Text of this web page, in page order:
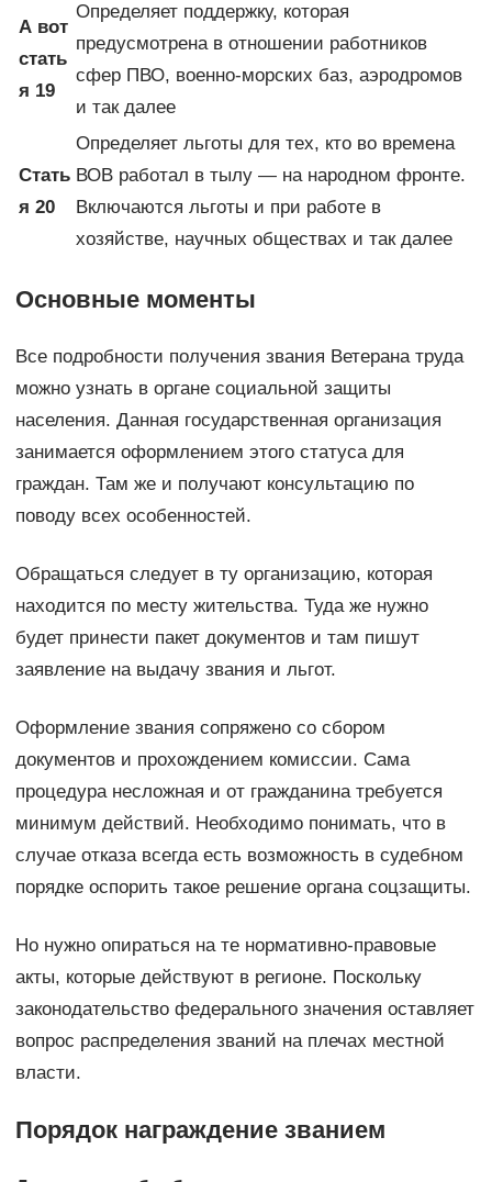
А вот
стать
я 19
Определяет поддержку, которая
предусмотрена в отношении работников
сфер ПВО, военно-морских баз, аэродромов
и так далее
Стать
я 20
Определяет льготы для тех, кто во времена
ВОВ работал в тылу — на народном фронте.
Включаются льготы и при работе в
хозяйстве, научных обществах и так далее
Основные моменты
Все подробности получения звания Ветерана труда
можно узнать в органе социальной защиты
населения. Данная государственная организация
занимается оформлением этого статуса для
граждан. Там же и получают консультацию по
поводу всех особенностей.
Обращаться следует в ту организацию, которая
находится по месту жительства. Туда же нужно
будет принести пакет документов и там пишут
заявление на выдачу звания и льгот.
Оформление звания сопряжено со сбором
документов и прохождением комиссии. Сама
процедура несложная и от гражданина требуется
минимум действий. Необходимо понимать, что в
случае отказа всегда есть возможность в судебном
порядке оспорить такое решение органа соцзащиты.
Но нужно опираться на те нормативно-правовые
акты, которые действуют в регионе. Поскольку
законодательство федерального значения оставляет
вопрос распределения званий на плечах местной
власти.
Порядок награждение званием